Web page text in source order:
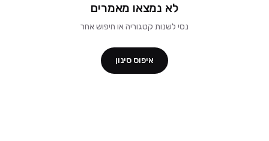
לא נמצאו מאמרים
נסי לשנות קטגוריה או חיפוש אחר
איפוס סינון